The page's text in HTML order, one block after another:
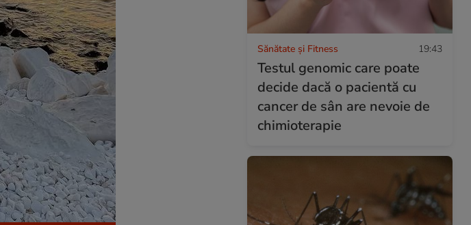
Sănătate și Fitness 19:43
Testul genomic care poate
decide dacă o pacientă cu
cancer de sân are nevoie de
chimioterapie